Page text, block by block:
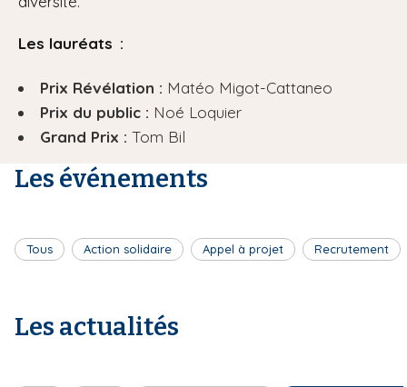
Les lauréats :
Prix Révélation : Matéo Migot-Cattaneo
Prix du public : Noé Loquier
Grand Prix : Tom Bil
Les événements
Tous Action solidaire Appel à projet Recrutement
Les actualités